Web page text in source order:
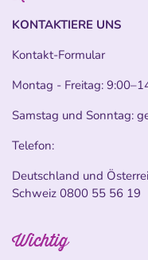
KONTAKTIERE UNS
Kontakt-Formular
Montag - Freitag:
Samstag und Sonntag:
Telefon:
Deutschland und
Schweiz 0800 55 56 19
Wichtig